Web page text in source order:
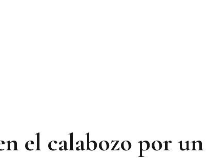
el calabozo por un